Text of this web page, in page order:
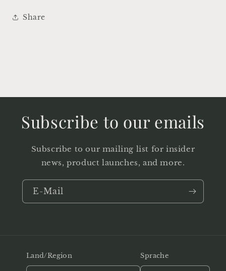
Share
Subscribe to our emails
Subscribe to our mailing list for insider
news, product launches, and more.
E-Mail
Land/Region Sprache